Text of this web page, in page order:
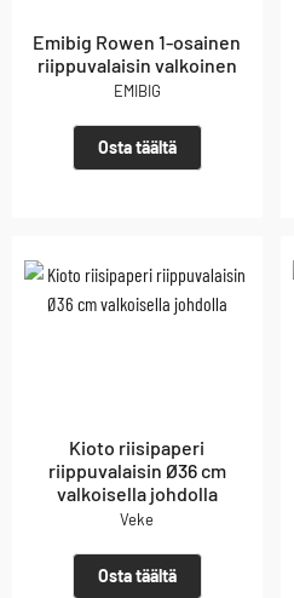
Emibig Rowen 1-osainen
riippuvalaisin valkoinen
EMIBIG
Osta täältä
Kioto riisipaperi
riippuvalaisin Ø36 cm
valkoisella johdolla
Veke
Osta täältä